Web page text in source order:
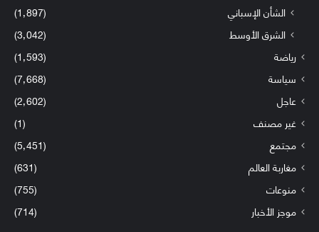
الشأن الإسباني
(1٬897)
الشرق الأوسط
(3٬042)
رياضة
(1٬593)
سياسة
(7٬668)
عاجل
(2٬602)
غير مصنف
(1)
مجتمع
(5٬451)
مغاربة العالم
(631)
منوعات
(755)
موجز الأخبار
(714)